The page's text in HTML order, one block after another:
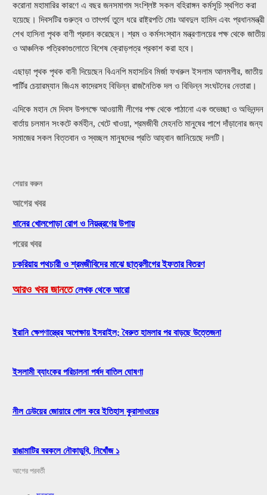
করোনা মহামারির কারণে এ বছর জনসমাগম সংশ্লিষ্ট সকল বহিরাঙ্গন কর্মসূচি স্থগিত করা
হয়েছে। দিবসটির গুরুত্ব ও তাৎপর্য তুলে ধরে রাষ্ট্রপতি মোঃ আবদুল হামিদ এবং প্রধানমন্ত্রী
শেখ হাসিনা পৃথক বাণী প্রদান করেছেন। শ্রম ও কর্মসংস্থান মন্ত্রণালয়ের পক্ষ থেকে জাতীয়
ও আঞ্চলিক পত্রিকাগুলোতে বিশেষ ক্রোড়পত্র প্রকাশ করা হবে।
এছাড়া পৃথক পৃথক বানী দিয়েছেন বিএনপি মহাসচিব মির্জা ফখরুল ইসলাম আলমগীর, জাতীয়
পার্টির চেয়ারম্যান জিএম কাদেরসহ বিভিন্ন রাজনৈতিক দল ও বিভিন্ন সংঘটনের নেতারা।
এদিকে মহান মে দিবস উপলক্ষে আওয়ামী লীগের পক্ষ থেকে পাঠানো এক শুভেচ্ছা ও অভিনন্দন
বার্তায় চলমান সংকটে কর্মহীন, খেটে খাওয়া, শ্রমজীবী মেহনতি মানুষের পাশে দাঁড়ানোর জন্য
সমাজের সকল বিত্তবান ও স্বচ্ছল মানুষদের প্রতি আহ্বান জানিয়েছে দলটি।
শেয়ার করুন
আগের খবর
ধানের খোলপোড়া রোগ ও নিয়ন্ত্রণের উপায়
পরের খবর
চকরিয়ায় পথচারী ও শ্রমজীবিদের মাঝে ছাত্রলীগের ইফতার বিতরণ
আরও খবর জানতে লেখক থেকে আরো
ইরানি ক্ষেপণাস্ত্রের অপেক্ষায় ইসরাইল; বৈরুত হামলার পর বাড়ছে উত্তেজনা
ইসলামী ব্যাংকের পরিচালনা পর্ষদ বাতিল ঘোষণা
নীল ঢেউয়ের জোয়ারে গোল করে ইতিহাস কুরাসাওয়ের
রাঙামাটির বরকলে নৌকাডুবি, নিখোঁজ ১
আগের পরবর্তী